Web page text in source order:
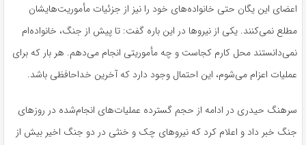
اعضای این یگان حتی خانواده‌های خود را نیز از جزئیات مأموریت‌هایشان
مطلع نمی‌کنند. یکی از نیروها در این باره گفت: تا پیش از جنگ، خانواده‌ام
نمی‌دانستند محل کارم کجاست و چه مأموریتی انجام می‌دهم. هر بار که برای
عملیات اعزام می‌شوم، این احتمال وجود دارد که آخرین خداحافظی باشد.
سرهنگ حیدری در ادامه از حجم گسترده عملیات‌های انجام‌شده در روزهای
جنگ خبر داد و اعلام کرد که نیروهای چک و خنثی در دو جنگ اخیر بیش از